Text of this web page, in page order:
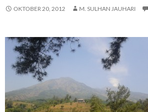
OKTOBER 20, 2012 M. SULHAN JAUHARI